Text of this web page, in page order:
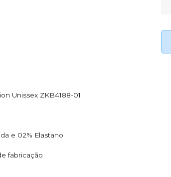
Unissex ZKB4188-01
e 02% Elastano
fabricação